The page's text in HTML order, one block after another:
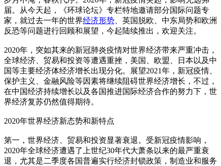
届。从今天起，《环球论坛》专栏特地邀请部分国际问题专
家，就过去一年的世界经济形势 、英国脱欧、中东局势和欧洲
反恐等问题进行回顾和展望，今起陆续推出，欢迎关注。
2020年，突如其来的新冠肺炎疫情对世界经济带来严重冲击，
全球经济、贸易和投资等遭遇重挫，美国、欧盟、日本以及中
国等主要经济体经济增长出现分化。展望2021年，新冠疫情、
保护主义、金融风险等因素将继续阻碍世界经济增长，不过，
在中国经济持续增长以及各国推进国际经济合作的努力下，世
界经济复苏仍然值得期待。
2020年世界经济新态势和新特点
第一，世界经济、贸易和投资显著衰退。受新冠疫情影响，
2020年全球经济遭遇了上世纪30年代大萧条以来的最严重衰
退，尤其是二季度各国普遍实行经济封锁政策，制造业和服务